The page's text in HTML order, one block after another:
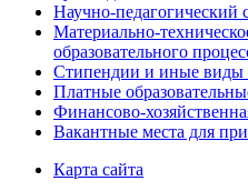
Научно-педагогический
Материально-
образовательного
Стипендии и иные виды
Платные
Финансово-
Вакантные места для
Карта сайта